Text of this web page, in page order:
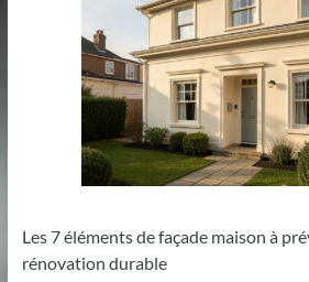
Les 7 éléments de façade maison à
rénovation durable